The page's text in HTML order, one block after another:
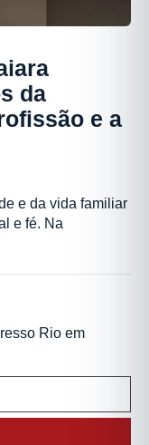
da
e a
e da vida familiar
e fé. Na
Rio em